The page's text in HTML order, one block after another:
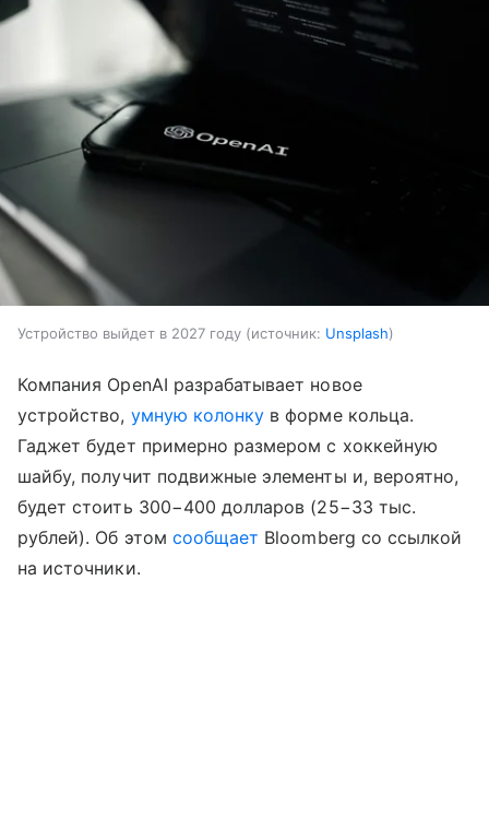
Устройство выйдет в 2027 году источник: Unsplash
Компания OpenAI разрабатывает новое
устройство, умную колонку в форме кольца.
Гаджет будет примерно размером с хоккейную
шайбу, получит подвижные элементы и, вероятно,
будет стоить 300−400 долларов (25−33 тыс.
рублей). Об этом сообщает Bloomberg со ссылкой
на источники.